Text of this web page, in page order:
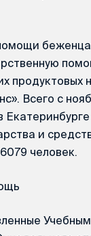
продуктовых
Всего с
и
человек.